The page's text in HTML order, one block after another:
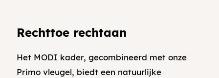
Rechttoe rechtaan
Het MODI kader, gecombineerd met onze
Primo vleugel, biedt een natuurlijke